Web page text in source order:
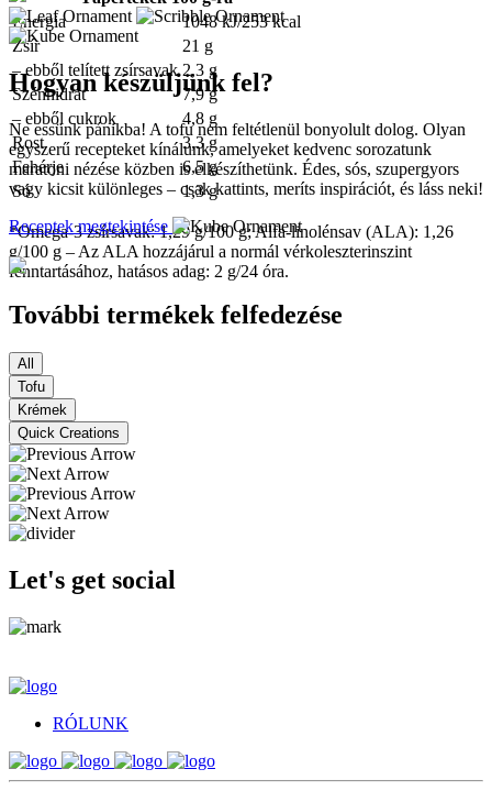
Energia
1048 kJ/253 kcal
Zsír
21 g
– ebből telített zsírsavak 2,3 g
Szénhidrát
7,9 g
– ebből cukrok
4,8 g
Rost
3,3 g
Fehérje
6,5 g
Só
1,3 g
*Omega-3 zsírsavak: 1,29 g/100 g; Alfa-linolénsav (ALA): 1,26
g/100 g – Az ALA hozzájárul a normál vérkoleszterinszint
fenntartásához, hatásos adag: 2 g/24 óra.
Hogyan készüljünk fel?
Ne essünk pánikba! A tofu nem feltétlenül bonyolult dolog. Olyan
egyszerű recepteket kínálunk, amelyeket kedvenc sorozatunk
maratoni nézése közben is elkészíthetünk. Édes, sós, szupergyors
vagy kicsit különleges – csak kattints, meríts inspirációt, és láss neki!
Receptek megtekintése
További termékek felfedezése
All
Tofu
Krémek
Quick Creations
Let's get social
RÓLUNK